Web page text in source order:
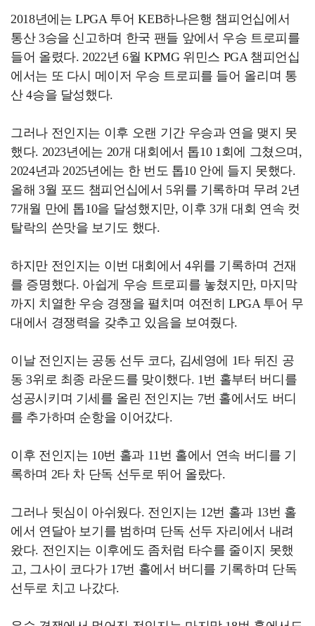
2018년에는 LPGA 투어 KEB하나은행 챔피언십에서
통산 3승을 신고하며 한국 팬들 앞에서 우승 트로피를
들어 올렸다. 2022년 6월 KPMG 위민스 PGA 챔피언십
에서는 또 다시 메이저 우승 트로피를 들어 올리며 통
산 4승을 달성했다.
그러나 전인지는 이후 오랜 기간 우승과 연을 맺지 못
했다. 2023년에는 20개 대회에서 톱10 1회에 그쳤으며,
2024년과 2025년에는 한 번도 톱10 안에 들지 못했다.
올해 3월 포드 챔피언십에서 5위를 기록하며 무려 2년
7개월 만에 톱10을 달성했지만, 이후 3개 대회 연속 컷
탈락의 쓴맛을 보기도 했다.
하지만 전인지는 이번 대회에서 4위를 기록하며 건재
를 증명했다. 아쉽게 우승 트로피를 놓쳤지만, 마지막
까지 치열한 우승 경쟁을 펼치며 여전히 LPGA 투어 무
대에서 경쟁력을 갖추고 있음을 보여줬다.
이날 전인지는 공동 선두 코다, 김세영에 1타 뒤진 공
동 3위로 최종 라운드를 맞이했다. 1번 홀부터 버디를
성공시키며 기세를 올린 전인지는 7번 홀에서도 버디
를 추가하며 순항을 이어갔다.
이후 전인지는 10번 홀과 11번 홀에서 연속 버디를 기
록하며 2타 차 단독 선두로 뛰어 올랐다.
그러나 뒷심이 아쉬웠다. 전인지는 12번 홀과 13번 홀
에서 연달아 보기를 범하며 단독 선두 자리에서 내려
왔다. 전인지는 이후에도 좀처럼 타수를 줄이지 못했
고, 그사이 코다가 17번 홀에서 버디를 기록하며 단독
선두로 치고 나갔다.